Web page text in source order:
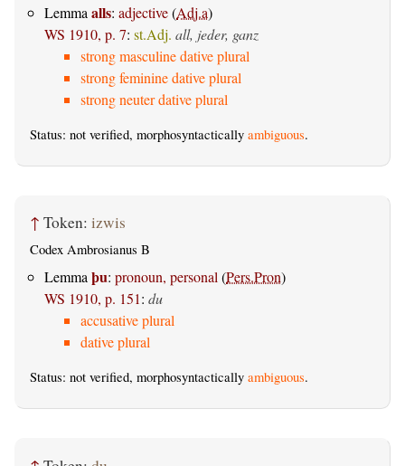
Lemma alls: adjective(Adj.a)
WS 1910, p. 7: st.Adj. all, jeder, ganz
strong masculine dative plural
strong feminine dative plural
strong neuter dative plural
Status: not verified, morphosyntactically ambiguous.
↑ Token: izwis
Codex Ambrosianus B
Lemma þu: pronoun, personal (Pers.Pron)
WS 1910, p. 151: du
accusative plural
dative plural
Status: not verified, morphosyntactically ambiguous.